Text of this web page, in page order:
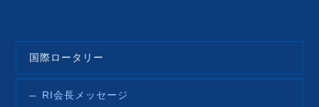
国際ロータリー
RI会長メッセージ